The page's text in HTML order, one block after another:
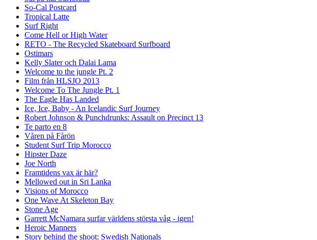
So-Cal Postcard
Tropical Latte
Surf Right
Come Hell or High Water
RETO - The Recycled Skateboard Surfboard
Ostimars
Kelly Slater och Dalai Lama
Welcome to the jungle Pt. 2
Film från HLSJO 2013
Welcome To The Jungle Pt. 1
The Eagle Has Landed
Ice, Ice, Baby - An Icelandic Surf Journey
Robert Johnson & Punchdrunks: Assault on Precinct 13
Te parto en 8
Våren på Fårön
Student Surf Trip Morocco
Hipster Daze
Joe North
Framtidens vax är här?
Mellowed out in Sri Lanka
Visions of Morocco
One Wave At Skeleton Bay
Stone Age
Garrett McNamara surfar världens största våg - igen!
Heroic Manners
Story behind the shoot: Swedish Nationals